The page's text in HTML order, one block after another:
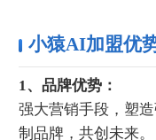
小猿AI加盟优
1、品牌优势：
强大营销手段，塑
制品牌，共创未来。